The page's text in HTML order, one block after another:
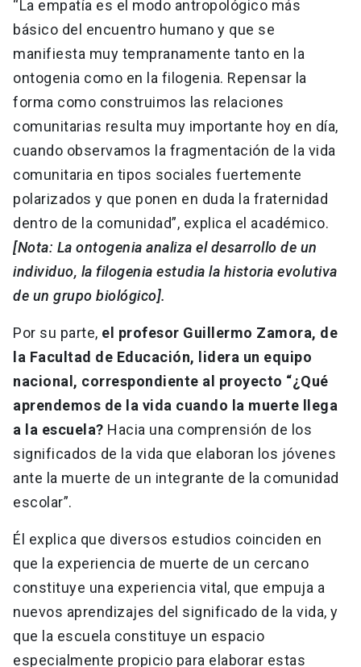
“La empatía es el modo antropológico más
básico del encuentro humano y que se
manifiesta muy tempranamente tanto en la
ontogenia como en la filogenia. Repensar la
forma como construimos las relaciones
comunitarias resulta muy importante hoy en día,
cuando observamos la fragmentación de la vida
comunitaria en tipos sociales fuertemente
polarizados y que ponen en duda la fraternidad
dentro de la comunidad”, explica el académico.
[Nota: La ontogenia analiza el desarrollo de un
individuo, la filogenia estudia la historia evolutiva
de un grupo biológico].
Por su parte, el profesor Guillermo Zamora, de
la Facultad de Educación, lidera un equipo
nacional, correspondiente al proyecto “¿Qué
aprendemos de la vida cuando la muerte llega
a la escuela? Hacia una comprensión de los
significados de la vida que elaboran los jóvenes
ante la muerte de un integrante de la comunidad
escolar”.
Él explica que diversos estudios coinciden en
que la experiencia de muerte de un cercano
constituye una experiencia vital, que empuja a
nuevos aprendizajes del significado de la vida, y
que la escuela constituye un espacio
especialmente propicio para elaborar estas